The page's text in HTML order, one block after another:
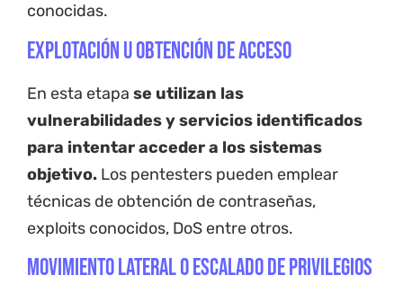
conocidas.
Explotación u obtención de acceso
En esta etapa se utilizan las
vulnerabilidades y servicios identificados
para intentar acceder a los sistemas
objetivo. Los pentesters pueden emplear
técnicas de obtención de contraseñas,
exploits conocidos, DoS entre otros.
Movimiento lateral o escalado de privilegios